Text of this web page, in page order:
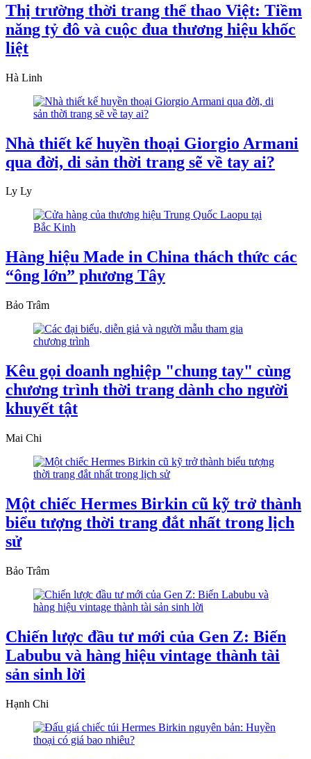
Thị trường thời trang thể thao Việt: Tiềm
năng tỷ đô và cuộc đua thương hiệu khốc
liệt
Hà Linh
Nhà thiết kế huyền thoại Giorgio Armani
qua đời, di sản thời trang sẽ về tay ai?
Ly Ly
Hàng hiệu Made in China thách thức các
“ông lớn” phương Tây
Bảo Trâm
Kêu gọi doanh nghiệp "chung tay" cùng
chương trình thời trang dành cho người
khuyết tật
Mai Chi
Một chiếc Hermes Birkin cũ kỹ trở thành
biểu tượng thời trang đắt nhất trong lịch
sử
Bảo Trâm
Chiến lược đầu tư mới của Gen Z: Biến
Labubu và hàng hiệu vintage thành tài
sản sinh lời
Hạnh Chi